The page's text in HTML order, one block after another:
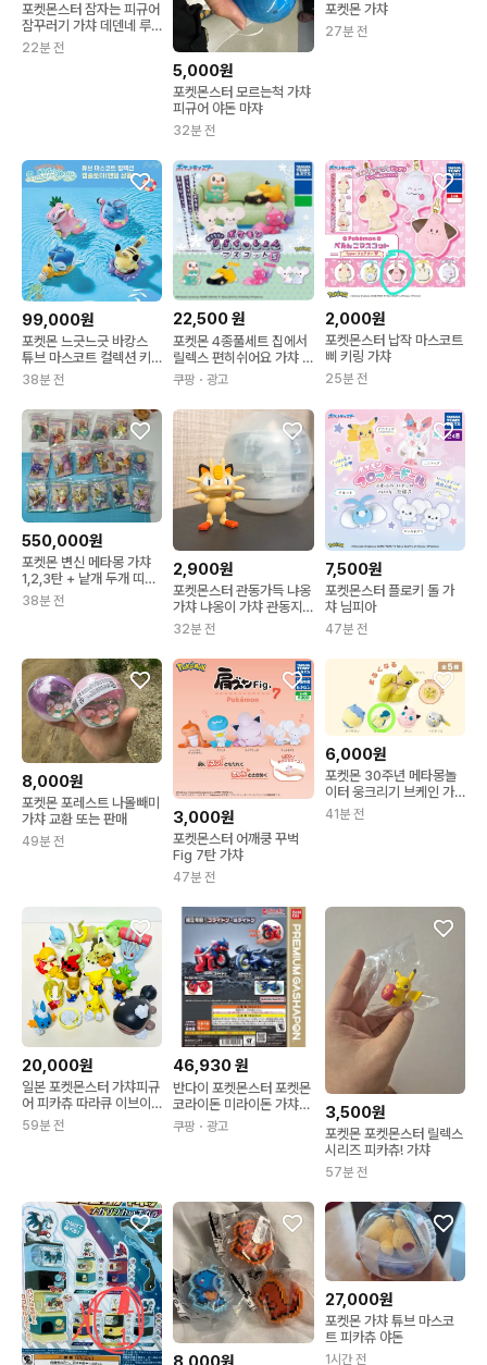
포켓몬스터 잠자는 피규어
잠꾸러기 가챠 데덴네 루
카리오 피카츄 아차모
22분 전
5,000원
포켓몬스터 모르는척 가챠
피규어 야돈 마쟈
32분 전
포켓몬 가챠
27분 전
99,000원
포켓몬 느긋느긋 바캉스
튜브 마스코트 컬렉션 키
링 가챠 4종 풀세트
38분 전
22,500원
포켓몬 4종풀세트 집에서
릴렉스 편히쉬어요 가챠 5
탄 포켓몬스터 캡슐토이 1
세트
쿠팡 ・광고
2,000원
포켓몬스터 납작 마스코트
삐 키링 가챠
25분 전
550,000원
포켓몬 변신 메타몽 가챠
1,2,3탄 + 낱개 두개 띠지
포함
38분 전
2,900원
포켓몬스터 관동가득 냐옹
가챠 냐옹이 가챠 관동지
방 가챠
32분 전
7,500원
포켓몬스터 플로키 돌 가
챠 님피아
47분 전
8,000원
포켓몬 포레스트 나몰빼미
가챠 교환 또는 판매
49분 전
3,000원
포켓몬스터 어깨쿵 꾸벅
Fig 7탄 가챠
47분 전
6,000원
포켓몬 30주년 메타몽놀
이터 웅크리기 브케인 가
챠
41분 전
20,000원
일본 포켓몬스터 가챠피규
어 피카츄 따라큐 이브이
알통몬 애버라스 곤율랭
토오 치코리타 멍파치 코
59분 전
46,930원
반다이 포켓몬스터 포켓몬
코라이돈 미라이돈 가챠
가샤폰 캡슐 피규어
쿠팡 ・광고
3,500원
포켓몬 포켓몬스터 릴렉스
시리즈 피카츄! 가챠
57분 전
27,000원
포켓몬 가챠 튜브 마스코
트 피카츄 야돈
1시간 전